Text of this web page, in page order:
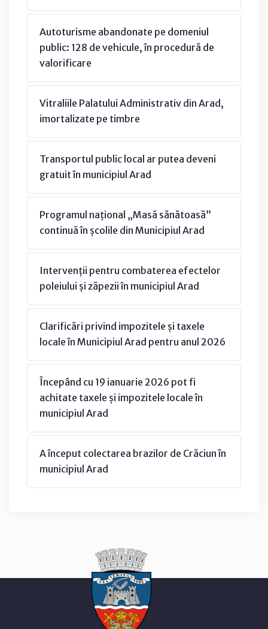
Autoturisme abandonate pe domeniul
public: 128 de vehicule, în procedură de
valorificare
Vitraliile Palatului Administrativ din Arad,
imortalizate pe timbre
Transportul public local ar putea deveni
gratuit în municipiul Arad
Programul național „Masă sănătoasă”
continuă în școlile din Municipiul Arad
Intervenții pentru combaterea efectelor
poleiului și zăpezii în municipiul Arad
Clarificări privind impozitele și taxele
locale în Municipiul Arad pentru anul 2026
Începând cu 19 ianuarie 2026 pot fi
achitate taxele și impozitele locale în
municipiul Arad
A început colectarea brazilor de Crăciun în
municipiul Arad